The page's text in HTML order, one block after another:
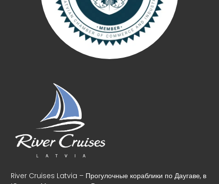
River Cruises Latvia – Прогулочные кораблики по Даугаве, в